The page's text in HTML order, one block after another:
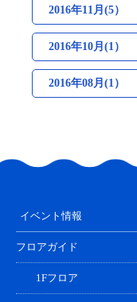
2016年11月(5）
2016年10月(1）
2016年08月(1）
イベント情報
フロアガイド
1Fフロア